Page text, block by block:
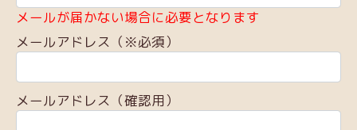
メールが届かない場合に必要となります
メールアドレス（※必須）
メールアドレス（確認用）